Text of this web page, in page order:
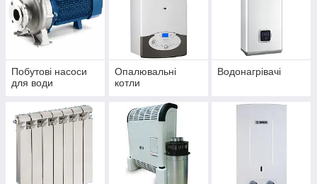
Побутові насоси
для води
Опалювальні
котли
Водонагрівачі